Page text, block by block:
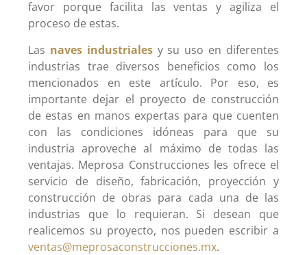
favor porque facilita las ventas y agiliza el
proceso de estas.
Las naves industrialesy su uso en diferentes
industrias trae diversos beneficios como los
mencionados en este artículo. Por eso, es
importante dejar el proyecto de construcción
de estas en manos expertas para que cuenten
con las condiciones idóneas para que su
industria aproveche al máximo de todas las
ventajas. Meprosa Construcciones les ofrece el
servicio de diseño, fabricación, proyección y
construcción de obras para cada una de las
industrias que lo requieran. Si desean que
realicemos su proyecto, nos pueden escribir a
ventas@meprosaconstrucciones.mx.